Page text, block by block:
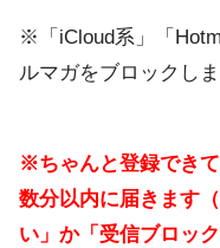
※「iCloud系」「
ルマガをブロックし
※ちゃんと登録でき
数分以内に届きます
い」か「受信ブロッ